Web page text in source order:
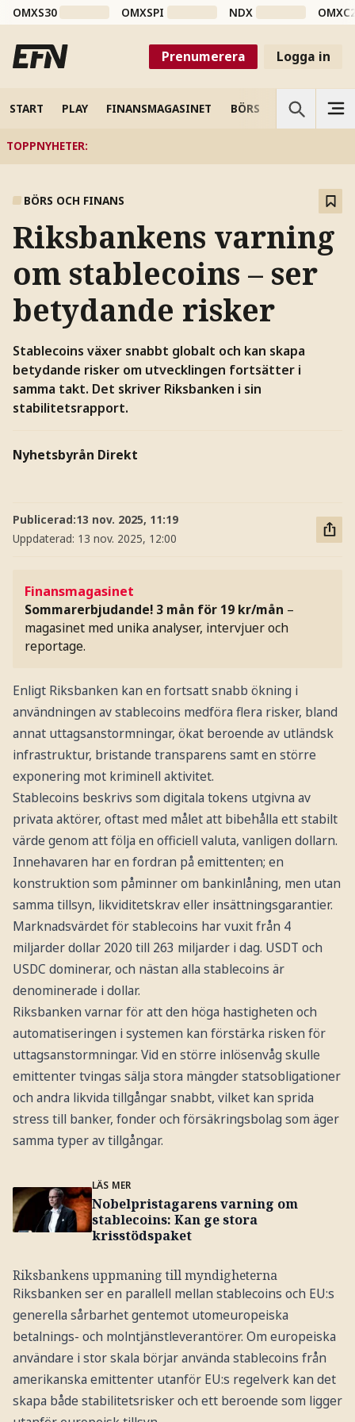
OMXS30 OMXSPI NDX
Prenumerera Logga in
START PLAY FINANSMAGASINET BÖRS VETENSKAP
TOPPNYHETER:
BÖRS OCH FINANS
Riksbankens varning
om stablecoins – ser
betydande risker
Stablecoins växer snabbt globalt och kan skapa
betydande risker om utvecklingen fortsätter i
samma takt. Det skriver Riksbanken i sin
stabilitetsrapport.
Nyhetsbyrån Direkt
Publicerad:13 nov. 2025, 11:19
Uppdaterad: 13 nov. 2025, 12:00
Finansmagasinet
Sommarerbjudande! 3 mån för 19 kr/mån –
magasinet med unika analyser, intervjuer och
reportage.
Enligt Riksbanken kan en fortsatt snabb ökning i
användningen av stablecoins medföra flera risker, bland
annat uttagsanstormningar, ökat beroende av utländsk
infrastruktur, bristande transparens samt en större
exponering mot kriminell aktivitet.
Stablecoins beskrivs som digitala tokens utgivna av
privata aktörer, oftast med målet att bibehålla ett stabilt
värde genom att följa en officiell valuta, vanligen dollarn.
Innehavaren har en fordran på emittenten; en
konstruktion som påminner om bankinlåning, men utan
samma tillsyn, likviditetskrav eller insättningsgarantier.
Marknadsvärdet för stablecoins har vuxit från 4
miljarder dollar 2020 till 263 miljarder i dag. USDT och
USDC dominerar, och nästan alla stablecoins är
denominerade i dollar.
Riksbanken varnar för att den höga hastigheten och
automatiseringen i systemen kan förstärka risken för
uttagsanstormningar. Vid en större inlösenvåg skulle
emittenter tvingas sälja stora mängder statsobligationer
och andra likvida tillgångar snabbt, vilket kan sprida
stress till banker, fonder och försäkringsbolag som äger
samma typer av tillgångar.
LÄS MER
Nobelpristagarens varning om
stablecoins: Kan ge stora
krisstödspaket
Riksbankens uppmaning till myndigheterna
Riksbanken ser en parallell mellan stablecoins och EU:s
generella sårbarhet gentemot utomeuropeiska
betalnings- och molntjänstleverantörer. Om europeiska
användare i stor skala börjar använda stablecoins från
amerikanska emittenter utanför EU:s regelverk kan det
skapa både stabilitetsrisker och ett beroende som ligger